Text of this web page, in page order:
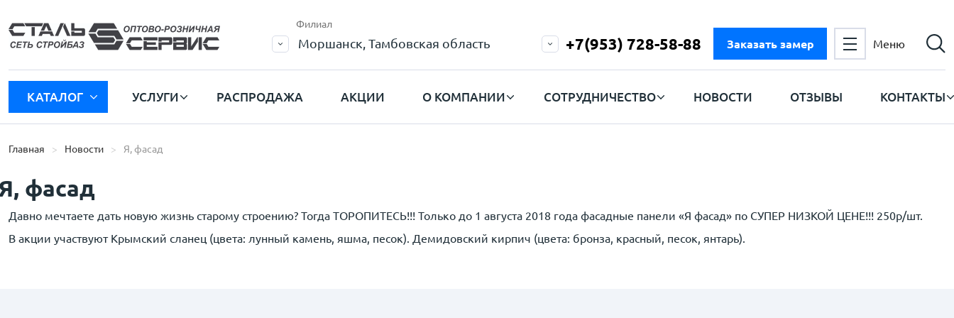
Филиал
Моршанск, Тамбовская область +7(953) 728-58-88 Заказать замер Меню
КАТАЛОГ УСЛУГИ РАСПРОДАЖА АКЦИИ О КОМПАНИИ СОТРУДНИЧЕСТВО НОВОСТИ ОТЗЫВЫ КОНТАКТЫ
Главная Новости Я, фасад
фасад
Давно мечтаете дать новую жизнь старому строению? Тогда ТОРОПИТЕСЬ!!! Только до 1 августа 2018 года фасадные панели «Я фасад» по СУПЕР НИЗКОЙ ЦЕНЕ!!! 250р/шт.
В акции участвуют Крымский сланец (цвета: лунный камень, яшма, песок). Демидовский кирпич (цвета: бронза, красный, песок, янтарь).